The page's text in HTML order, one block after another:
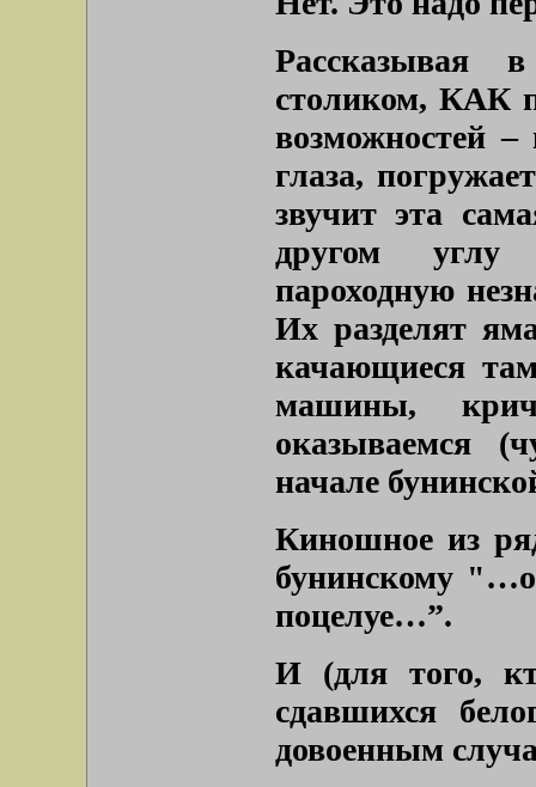
Рассказывая
столиком, КАК
возможностей
глаза,
звучит эта
другом
пароходную
Их разделят
качающиеся
машины,
оказываемся
начале
Киношное из
бунинскому
поцелуе…”.
И (для того,
сдавшихся
довоенным